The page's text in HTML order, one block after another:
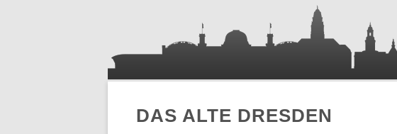
DAS ALTE DRESDEN